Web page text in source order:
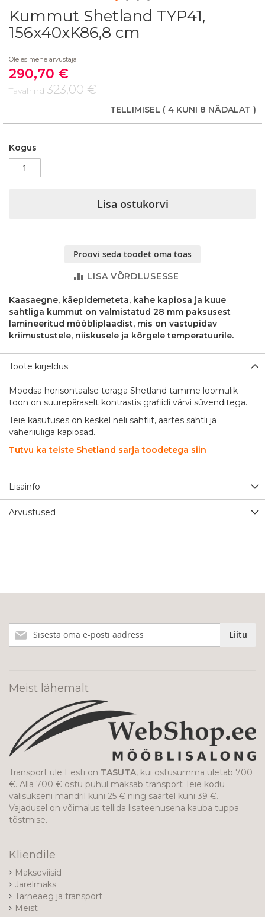
Skip
to
the
of
the
images
gallery
Kummut Shetland TYP41,
156x40xK86,8 cm
Ole esimene arvustaja
Soodushind
290,70 €
Tavahind 323,00 €
TELLIMISEL ( 4 KUNI 8 NÄDALAT )
Kogus
Lisa ostukorvi
Proovi seda toodet oma toas
LISA VÕRDLUSESSE
Kaasaegne, käepidemeteta, kahe kapiosa ja kuue
sahtliga kummut on valmistatud 28 mm paksusest
lamineeritud mööbliplaadist, mis on vastupidav
kriimustustele, niiskusele ja kõrgele temperatuurile.
Toote kirjeldus
Moodsa horisontaalse teraga Shetland tamme loomulik
toon on suurepäraselt kontrastis grafiidi värvi süvenditega.
Teie käsutuses on keskel neli sahtlit, äärtes sahtli ja
vaheriiuliga kapiosad.
Tutvu ka teiste Shetland sarja toodetega siin
Lisainfo
Arvustused
meie
Liitu
Meist lähemalt
Transport üle Eesti on TASUTA, kui ostusumma ületab 700
€. Alla 700 € ostu puhul maksab transport Teie kodu
välisukseni mandril kuni 25 € ning saartel kuni 39 €.
Vajadusel on võimalus tellida lisateenusena kauba tuppa
tõstmise.
Kliendile
Makseviisid
Järelmaks
Tarneaeg ja transport
Meist